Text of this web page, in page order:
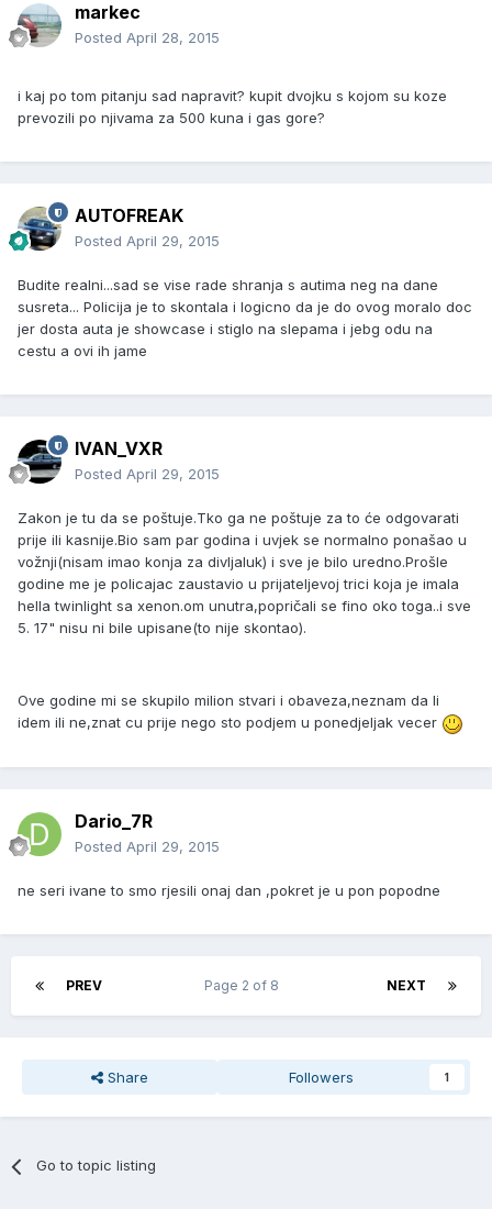
markec
Posted April 28, 2015
i kaj po tom pitanju sad napravit? kupit dvojku s kojom su koze
prevozili po njivama za 500 kuna i gas gore?
AUTOFREAK
Posted April 29, 2015
Budite realni...sad se vise rade shranja s autima neg na dane
susreta... Policija je to skontala i logicno da je do ovog moralo doc
jer dosta auta je showcase i stiglo na slepama i jebg odu na
cestu a ovi ih jame
IVAN_VXR
Posted April 29, 2015
Zakon je tu da se poštuje.Tko ga ne poštuje za to će odgovarati
prije ili kasnije.Bio sam par godina i uvjek se normalno ponašao u
vožnji(nisam imao konja za divljaluk) i sve je bilo uredno.Prošle
godine me je policajac zaustavio u prijateljevoj trici koja je imala
hella twinlight sa xenon.om unutra,popričali se fino oko toga..i sve
5. 17" nisu ni bile upisane(to nije skontao).
Ove godine mi se skupilo milion stvari i obaveza,neznam da li
idem ili ne,znat cu prije nego sto podjem u ponedjeljak vecer
Dario_7R
Posted April 29, 2015
ne seri ivane to smo rjesili onaj dan ,pokret je u pon popodne
PREV NEXT
Page 2 of 8
Share Followers 1
Go to topic listing